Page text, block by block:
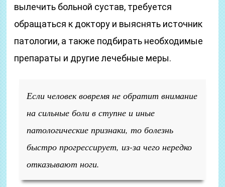
вылечить больной сустав, требуется
обращаться к доктору и выяснять источник
патологии, а также подбирать необходимые
препараты и другие лечебные меры.
Если человек вовремя не обратит внимание
на сильные боли в ступне и иные
патологические признаки, то болезнь
быстро прогрессирует, из-за чего нередко
отказывают ноги.